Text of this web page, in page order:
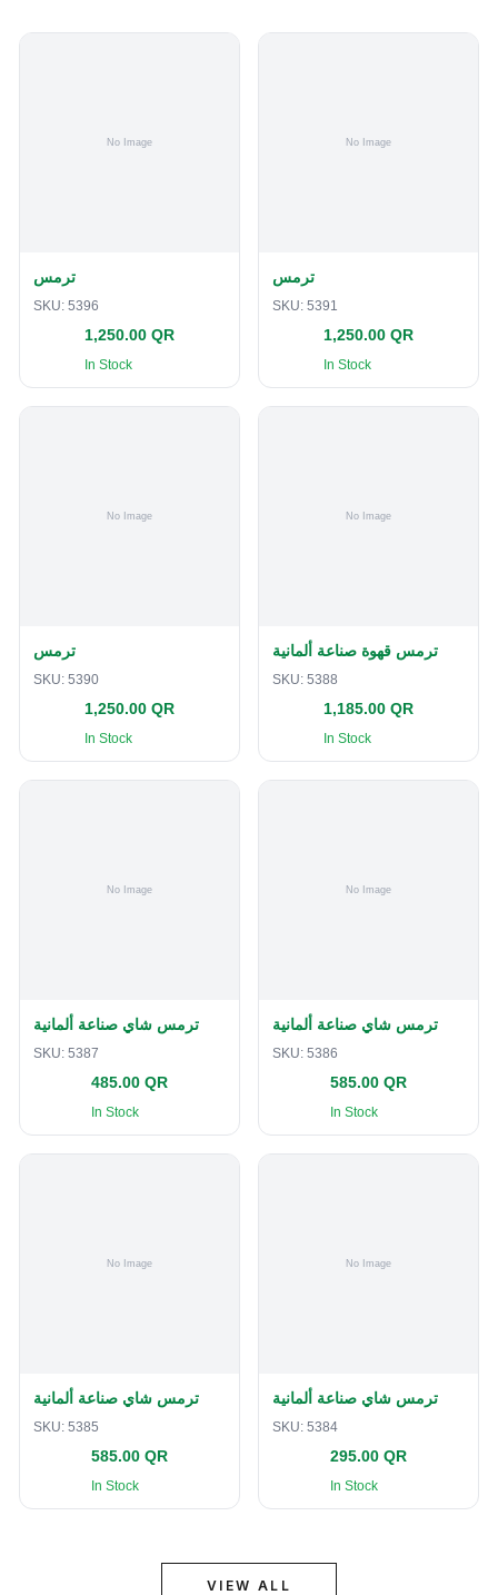
ترمس
SKU: 5396
1,250.00 QR
In Stock
ترمس
SKU: 5391
1,250.00 QR
In Stock
ترمس
SKU: 5390
1,250.00 QR
In Stock
ترمس قهوة صناعة ألمانية
SKU: 5388
1,185.00 QR
In Stock
ترمس شاي صناعة ألمانية
SKU: 5387
485.00 QR
In Stock
ترمس شاي صناعة ألمانية
SKU: 5386
585.00 QR
In Stock
ترمس شاي صناعة ألمانية
SKU: 5385
585.00 QR
In Stock
ترمس شاي صناعة ألمانية
SKU: 5384
295.00 QR
In Stock
VIEW ALL